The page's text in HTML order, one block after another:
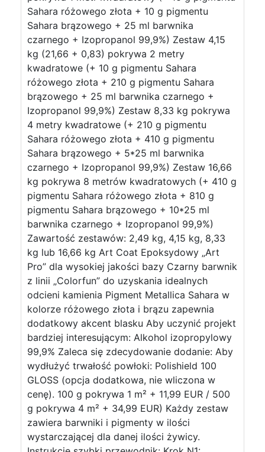
Sahara różowego złota + 10 g pigmentu
Sahara brązowego + 25 ml barwnika
czarnego + Izopropanol 99,9%) Zestaw 4,15
kg (21,66 + 0,83) pokrywa 2 metry
kwadratowe (+ 10 g pigmentu Sahara
różowego złota + 210 g pigmentu Sahara
brązowego + 25 ml barwnika czarnego +
Izopropanol 99,9%) Zestaw 8,33 kg pokrywa
4 metry kwadratowe (+ 210 g pigmentu
Sahara różowego złota + 410 g pigmentu
Sahara brązowego + 5*25 ml barwnika
czarnego + Izopropanol 99,9%) Zestaw 16,66
kg pokrywa 8 metrów kwadratowych (+ 410 g
pigmentu Sahara różowego złota + 810 g
pigmentu Sahara brązowego + 10*25 ml
barwnika czarnego + Izopropanol 99,9%)
Zawartość zestawów: 2,49 kg, 4,15 kg, 8,33
kg lub 16,66 kg Art Coat Epoksydowy „Art
Pro” dla wysokiej jakości bazy Czarny barwnik
z linii „Colorfun” do uzyskania idealnych
odcieni kamienia Pigment Metallica Sahara w
kolorze różowego złota i brązu zapewnia
dodatkowy akcent blasku Aby uczynić projekt
bardziej interesującym: Alkohol izopropylowy
99,9% Zaleca się zdecydowanie dodanie: Aby
wydłużyć trwałość powłoki: Polishield 100
GLOSS (opcja dodatkowa, nie wliczona w
cenę). 100 g pokrywa 1 m² + 11,99 EUR / 500
g pokrywa 4 m² + 34,99 EUR) Każdy zestaw
zawiera barwniki i pigmenty w ilości
wystarczającej dla danej ilości żywicy.